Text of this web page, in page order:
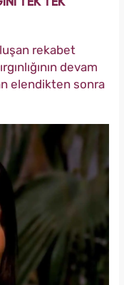
rekabet
devam
elendikten sonra